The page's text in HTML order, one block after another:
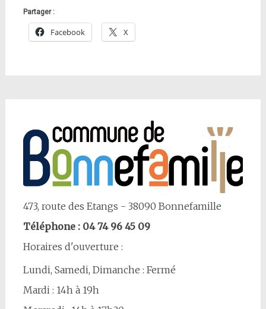
Partager :
Facebook X
473, route des Etangs - 38090 Bonnefamille
Téléphone : 04 74 96 45 09
Horaires d'ouverture :
Lundi, Samedi, Dimanche : Fermé
Mardi : 14h à 19h